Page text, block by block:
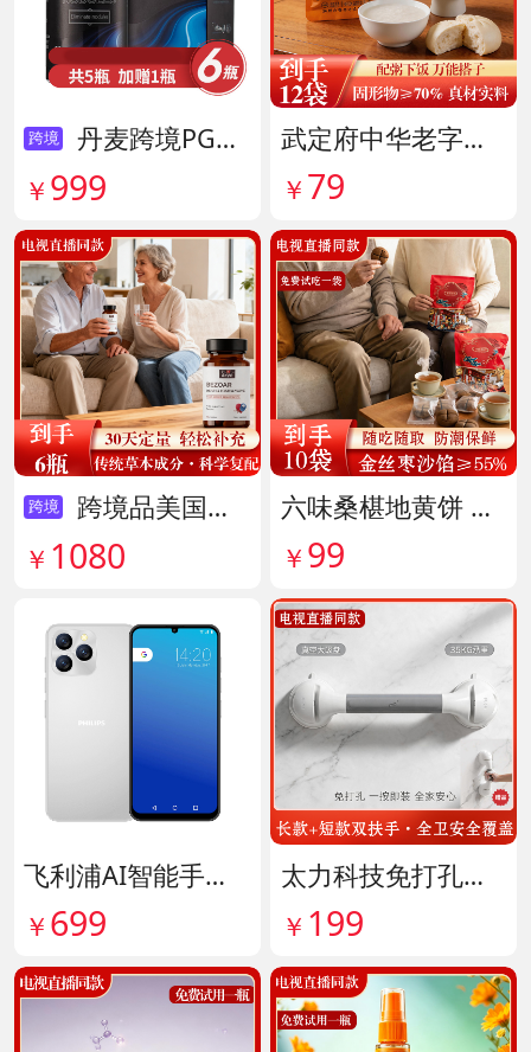
跨境
丹麦跨境PG结节消复合片 货号138605
￥ 999
武定府中华老字号酱香八宝菜超值组 货号142007
￥ 79
跨境
跨境品美国拜滋牛黄安神宝 货号141775
￥ 1080
六味桑椹地黄饼 货号142090
￥ 99
飞利浦AI智能手机 货号141882
￥ 699
太力科技免打孔多功能安全扶手 货号142101
￥ 199